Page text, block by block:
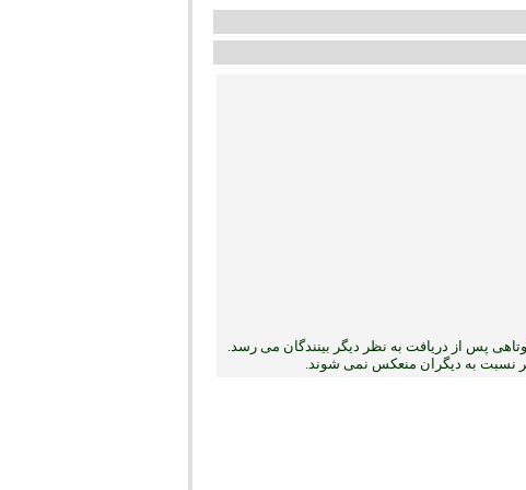
پس از دریافت به نظر دیگر بینندگان می رسد.
نسبت به دیگران منعکس نمی ‏شوند.